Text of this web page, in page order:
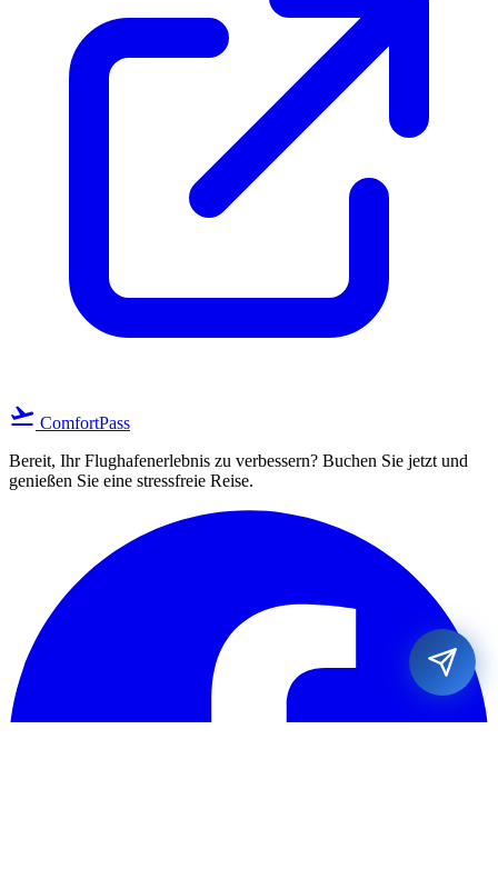
flight_takeoff ComfortPass
Bereit, Ihr Flughafenerlebnis zu verbessern? Buchen Sie jetzt und
genießen Sie eine stressfreie Reise.